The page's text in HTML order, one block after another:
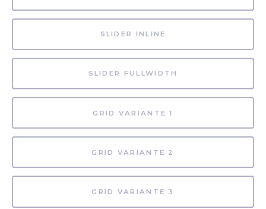
SLIDER INLINE
SLIDER FULLWIDTH
GRID VARIANTE 1
GRID VARIANTE 2
GRID VARIANTE 3